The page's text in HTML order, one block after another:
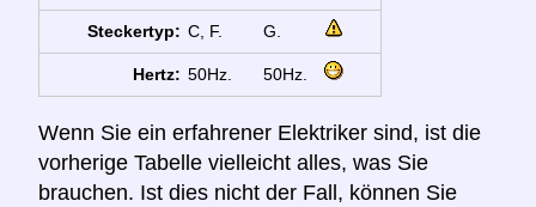
Steckertyp: C, F. G.
Hertz: 50Hz. 50Hz.
Wenn Sie ein erfahrener Elektriker sind, ist die
vorherige Tabelle vielleicht alles, was Sie
brauchen. Ist dies nicht der Fall, können Sie